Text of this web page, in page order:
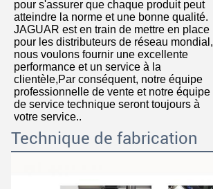
pour s'assurer que chaque produit peut
atteindre la norme et une bonne qualité.
JAGUAR est en train de mettre en place
pour les distributeurs de réseau mondial,
nous voulons fournir une excellente
performance et un service à la
clientèle,Par conséquent, notre équipe
professionnelle de vente et notre équipe
de service technique seront toujours à
votre service..
Technique de fabrication